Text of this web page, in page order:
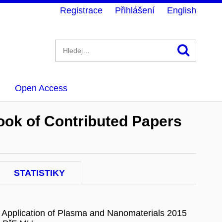
Open Access
Registrace Přihlášení English
of Contributed Papers
STATISTIKY
of Plasma and Nanomaterials 2015